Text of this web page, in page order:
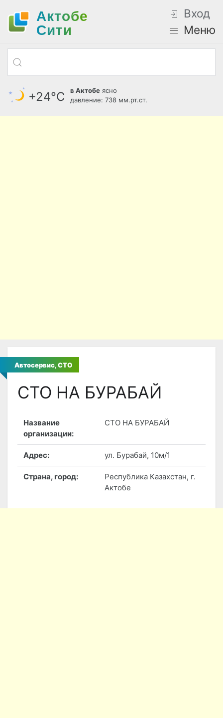
Актобе
Cити
Вход
Меню
+24°С в Актобе ясно
давление: 738 мм.рт.ст.
Автосервис, СТО
СТО НА БУРАБАЙ
Название
организации:
СТО НА БУРАБАЙ
Адрес: ул. Бурабай, 10м/1
Страна, город:
Республика Казахстан, г.
Актобе